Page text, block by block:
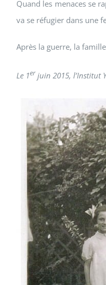
Quand les menaces se
va se réfugier dans une
Après la guerre, la
Le 1erjuin 2015, l’Institut